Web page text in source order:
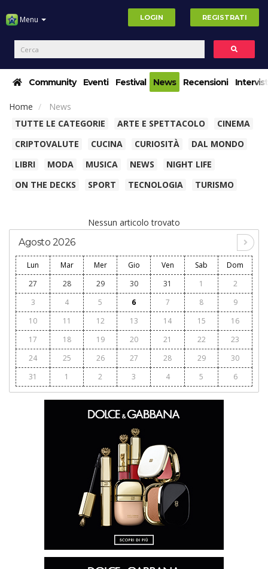
Menu LOGIN REGISTRATI
Community Eventi Festival News Recensioni
Home
News
TUTTE LE CATEGORIE
ARTE E SPETTACOLO
CINEMA
CRIPTOVALUTE
CUCINA CURIOSITÀ
DAL MONDO
LIBRI
MODA MUSICA NEWS
NIGHT LIFE
ON THE DECKS
SPORT TECNOLOGIA TURISMO
Nessun articolo trovato
Agosto 2026
Lun Mar Mer Gio Ven Sab
Dom
27
28 29 30 31 1
2
3
4 5 6 7 8
9
10
11 12 13 14 15
16
17
18 19 20 21 22
23
24
25 26 27 28 29
30
31
1 2 3 4 5 6